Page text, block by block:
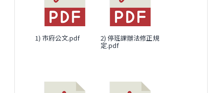
1) 市府公文.pdf 2) 停班課辦法修正規
定.pdf